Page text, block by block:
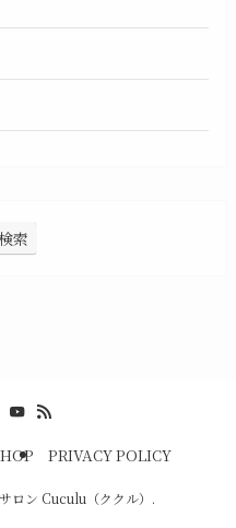
検索
PRIVACY POLICY
ロン Cuculu（ククル）.